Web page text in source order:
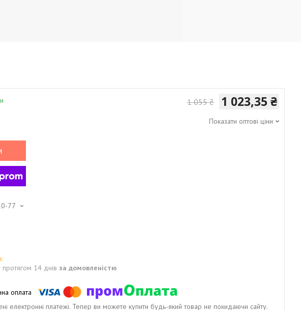
1 055 ₴ 1 023,35 ₴
Показати оптові ціни
77
14 днів за домовленістю
електронні платежі. Тепер ви можете купити будь-який товар не покидаючи сайту.